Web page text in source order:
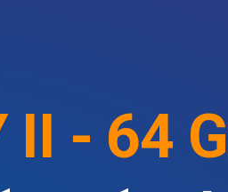
II - 64